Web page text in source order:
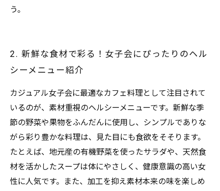
う。
2. 新鮮な食材で彩る！女子会にぴったりのヘル
シーメニュー紹介
カジュアル女子会に最適なカフェ料理として注目されて
いるのが、素材重視のヘルシーメニューです。新鮮な季
節の野菜や果物をふんだんに使用し、シンプルでありな
がら彩り豊かな料理は、見た目にも食欲をそそります。
たとえば、地元産の有機野菜を使ったサラダや、天然食
材を活かしたスープは体にやさしく、健康意識の高い女
性に人気です。また、加工を抑え素材本来の味を楽しめ